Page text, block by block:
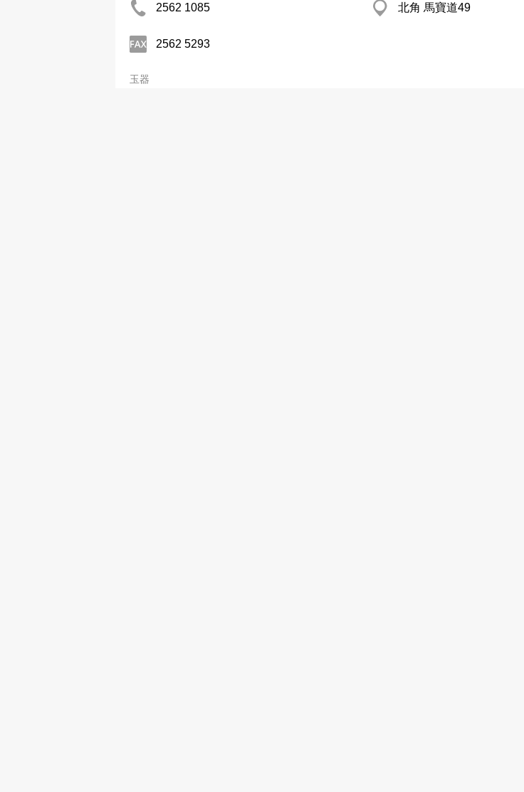
2562 1085 北角 馬寶道49
2562 5293
玉器